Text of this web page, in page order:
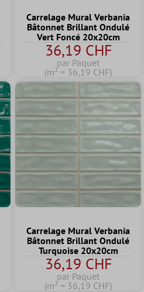
Carrelage Mural Verbania
Bâtonnet Brillant Ondulé
Vert Foncé 20x20cm
36,19 CHF
par Paquet
(m² = 36,19 CHF)
Carrelage Mural Verbania
Bâtonnet Brillant Ondulé
Turquoise 20x20cm
36,19 CHF
par Paquet
(m² = 36,19 CHF)